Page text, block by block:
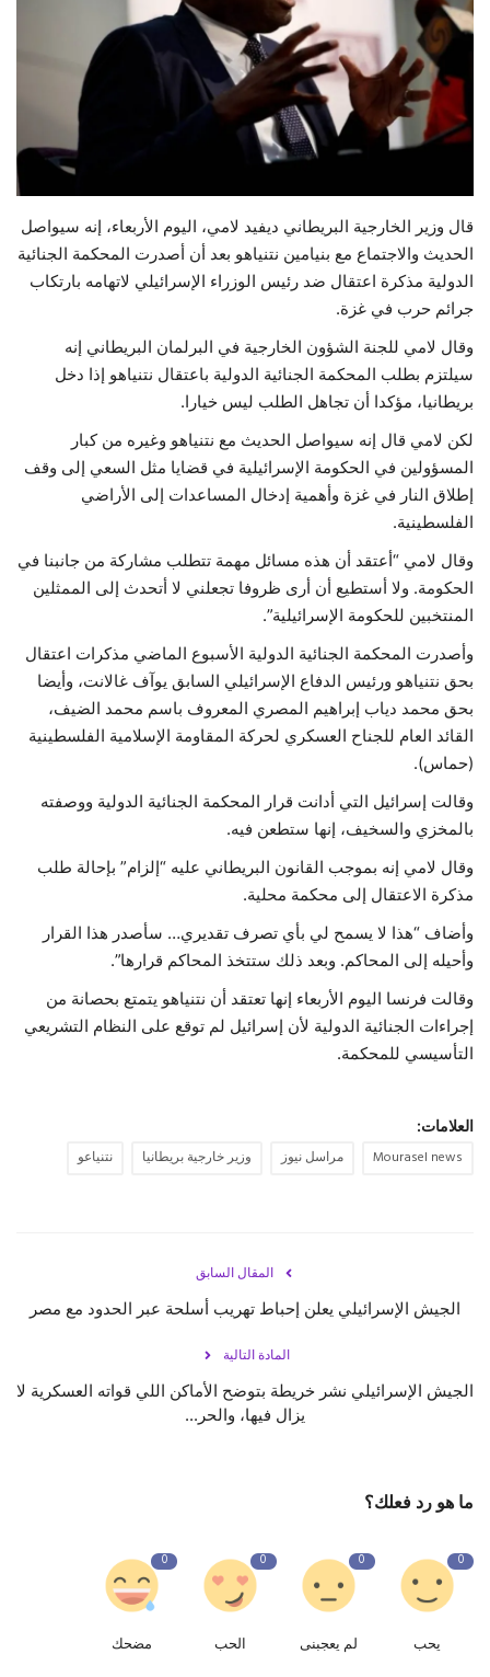
حياة
قال وزير الخارجية البريطاني ديفيد لامي، اليوم الأربعاء، إنه سيواصل
الحديث والاجتماع مع بنيامين نتنياهو بعد أن أصدرت المحكمة الجنائية
الدولية مذكرة اعتقال ضد رئيس الوزراء الإسرائيلي لاتهامه بارتكاب
جرائم حرب في غزة.
وقال لامي للجنة الشؤون الخارجية في البرلمان البريطاني إنه
سيلتزم بطلب المحكمة الجنائية الدولية باعتقال نتنياهو إذا دخل
بريطانيا، مؤكدا أن تجاهل الطلب ليس خيارا.
لكن لامي قال إنه سيواصل الحديث مع نتنياهو وغيره من كبار
المسؤولين في الحكومة الإسرائيلية في قضايا مثل السعي إلى وقف
إطلاق النار في غزة وأهمية إدخال المساعدات إلى الأراضي
الفلسطينية.
وقال لامي “أعتقد أن هذه مسائل مهمة تتطلب مشاركة من جانبنا في
الحكومة. ولا أستطيع أن أرى ظروفا تجعلني لا أتحدث إلى الممثلين
المنتخبين للحكومة الإسرائيلية”.
وأصدرت المحكمة الجنائية الدولية الأسبوع الماضي مذكرات اعتقال
بحق نتنياهو ورئيس الدفاع الإسرائيلي السابق يوآف غالانت، وأيضا
بحق محمد دياب إبراهيم المصري المعروف باسم محمد الضيف،
القائد العام للجناح العسكري لحركة المقاومة الإسلامية الفلسطينية
(حماس).
وقالت إسرائيل التي أدانت قرار المحكمة الجنائية الدولية ووصفته
بالمخزي والسخيف، إنها ستطعن فيه.
وقال لامي إنه بموجب القانون البريطاني عليه “إلزام” بإحالة طلب
مذكرة الاعتقال إلى محكمة محلية.
وأضاف “هذا لا يسمح لي بأي تصرف تقديري… سأصدر هذا القرار
وأحيله إلى المحاكم. وبعد ذلك ستتخذ المحاكم قرارها”.
وقالت فرنسا اليوم الأربعاء إنها تعتقد أن نتنياهو يتمتع بحصانة من
إجراءات الجنائية الدولية لأن إسرائيل لم توقع على النظام التشريعي
التأسيسي للمحكمة.
العلامات:
Mourasel news مراسل نيوز وزير خارجية بريطانيا نتنياعو
المقال السابق
الجيش الإسرائيلي يعلن إحباط تهريب أسلحة عبر الحدود مع مصر
المادة التالية
الجيش الإسرائيلي نشر خريطة بتوضح الأماكن اللي قواته العسكرية لا
يزال فيها، والحر...
ما هو رد فعلك؟
0
يحب
0
لم يعجبنى
0
الحب
0
مضحك